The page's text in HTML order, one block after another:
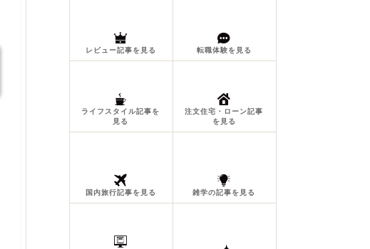
レビュー記事を見る 転職体験を見る
ライフスタイル記事を
見る
注文住宅・ローン記事
を見る
国内旅行記事を見る 雑学の記事を見る